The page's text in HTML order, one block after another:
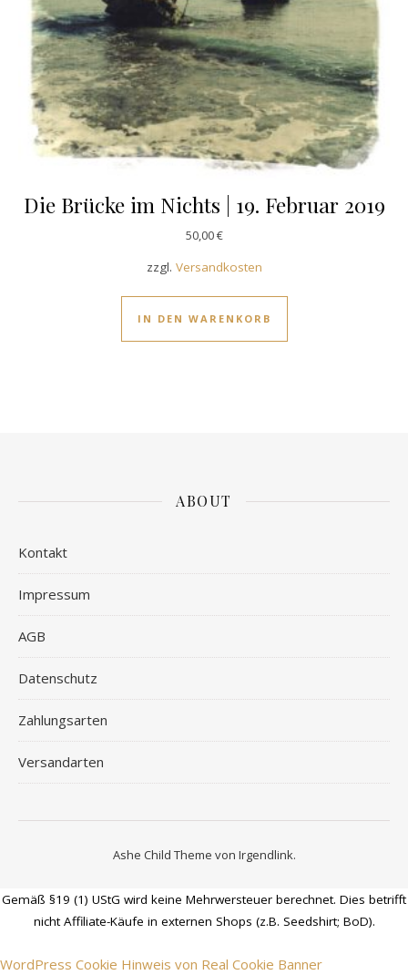
Die Brücke im Nichts | 19. Februar 2019
50,00€
zzgl. Versandkosten
IN DEN WARENKORB
ABOUT
Kontakt
Impressum
AGB
Datenschutz
Zahlungsarten
Versandarten
Ashe Child Theme von Irgendlink.
Gemäß §19 (1) UStG wird keine Mehrwersteuer berechnet. Dies betrifft
nicht Affiliate-Käufe in externen Shops (z.B. Seedshirt; BoD).
WordPress Cookie Hinweis von Real Cookie Banner